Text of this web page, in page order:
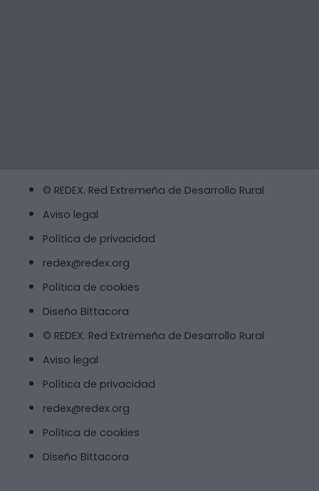
© REDEX. Red Extremeña de Desarrollo Rural
Aviso legal
Política de privacidad
redex@redex.org
Política de cookies
Diseño Bittacora
© REDEX. Red Extremeña de Desarrollo Rural
Aviso legal
Política de privacidad
redex@redex.org
Política de cookies
Diseño Bittacora